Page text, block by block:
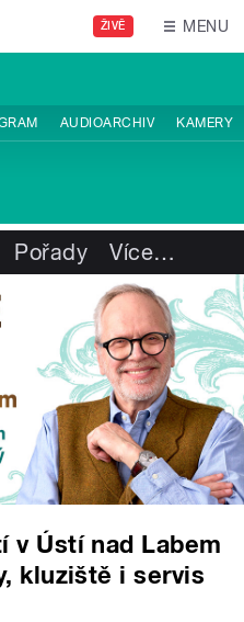
ŽIVĚ MENU
AUDIOARCHIV KAMERY
Pořady Více…
v Ústí nad Labem
kluziště i servis